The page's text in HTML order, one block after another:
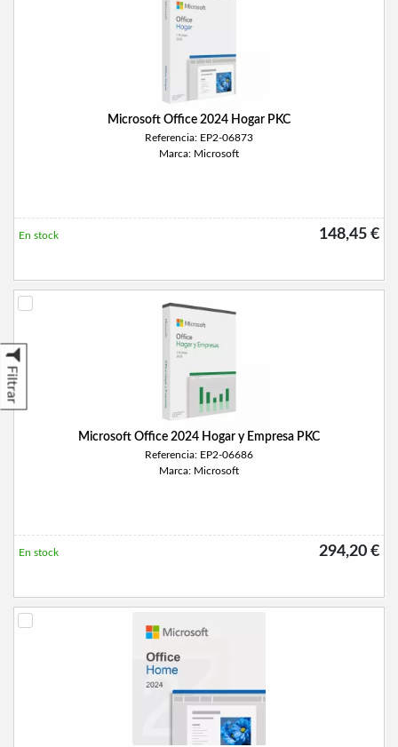
Filtrar
Microsoft Office 2024 Hogar PKC
Referencia: EP2-06873
Marca: Microsoft
148,45 €
En stock
Microsoft Office 2024 Hogar y Empresa PKC
Referencia: EP2-06686
Marca: Microsoft
294,20 €
En stock